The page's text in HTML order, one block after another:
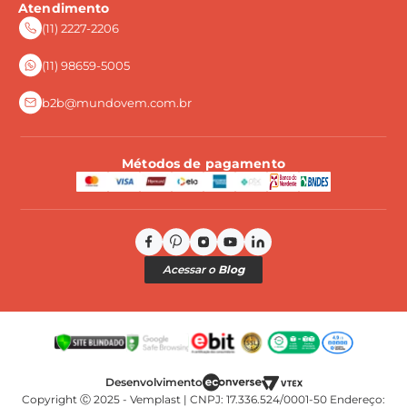
Frete e Entrega
Perguntas Frequentes
Atendimento
(11) 2227-2206
(11) 98659-5005
b2b@mundovem.com.br
Métodos de pagamento
Acessar o Blog
Copyright Ⓒ 2025 - Vemplast | CNPJ: 17.336.524/0001-50 Endereço: